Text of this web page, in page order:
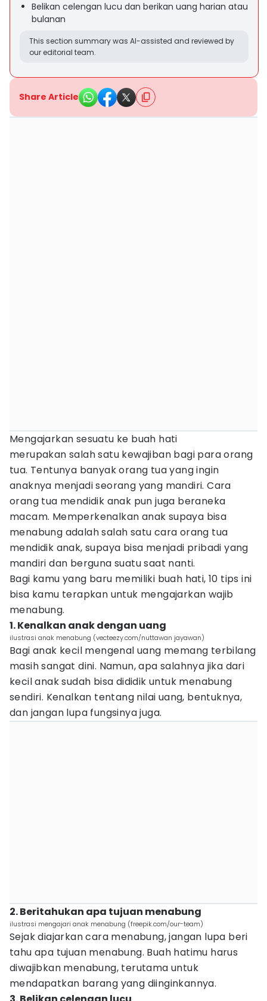
Belikan celengan lucu dan berikan uang harian atau
bulanan
This section summary was AI-assisted and reviewed by
our editorial team.
Share Article
Mengajarkan sesuatu ke buah hati
merupakan salah satu kewajiban bagi para orang
tua. Tentunya banyak orang tua yang ingin
anaknya menjadi seorang yang mandiri. Cara
orang tua mendidik anak pun juga beraneka
macam. Memperkenalkan anak supaya bisa
menabung adalah salah satu cara orang tua
mendidik anak, supaya bisa menjadi pribadi yang
mandiri dan berguna suatu saat nanti.
Bagi kamu yang baru memiliki buah hati, 10 tips ini
bisa kamu terapkan untuk mengajarkan wajib
menabung.
1. Kenalkan anak dengan uang
ilustrasi anak menabung (vecteezy.com/nuttawan jayawan)
Bagi anak kecil mengenal uang memang terbilang
masih sangat dini. Namun, apa salahnya jika dari
kecil anak sudah bisa dididik untuk menabung
sendiri. Kenalkan tentang nilai uang, bentuknya,
dan jangan lupa fungsinya juga.
2. Beritahukan apa tujuan menabung
ilustrasi mengajari anak menabung (freepik.com/our-team)
Sejak diajarkan cara menabung, jangan lupa beri
tahu apa tujuan menabung. Buah hatimu harus
diwajibkan menabung, terutama untuk
mendapatkan barang yang diinginkannya.